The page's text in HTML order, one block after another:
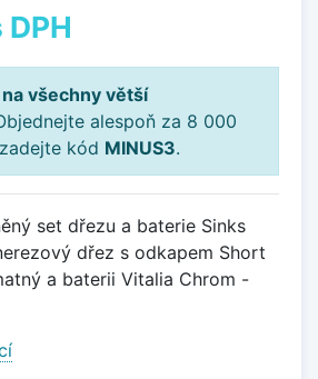
DPH
na všechny větší
alespoň za 8 000
kód MINUS3.
set dřezu a baterie Sinks
dřez s odkapem Short
a baterii Vitalia Chrom -